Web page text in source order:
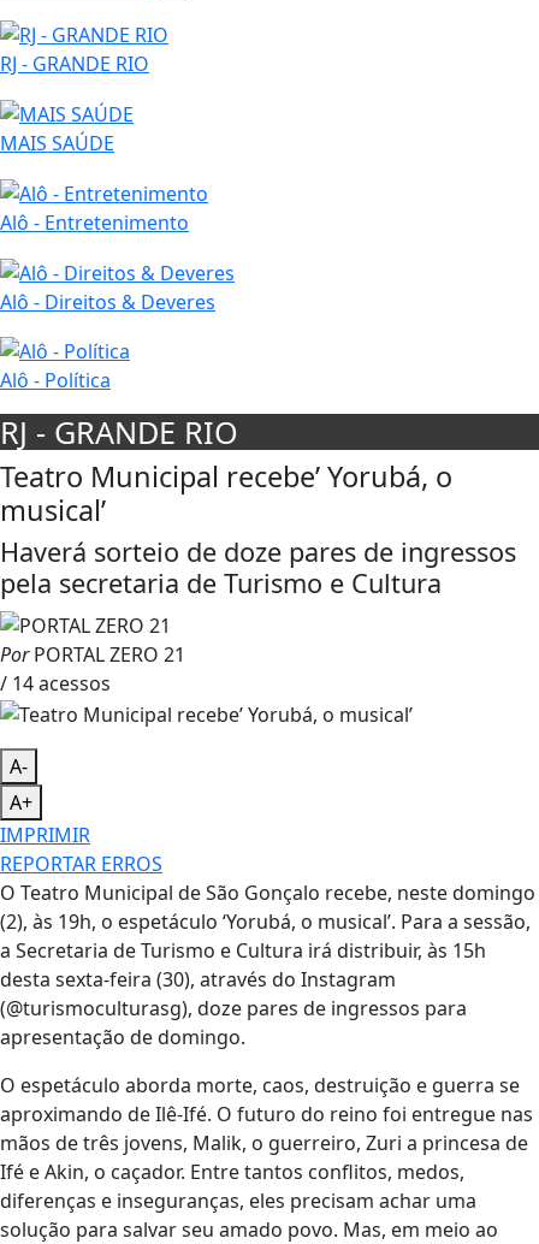
RJ - GRANDE RIO
MAIS SAÚDE
Alô - Entretenimento
Alô - Direitos & Deveres
Alô - Política
RJ - GRANDE RIO
Teatro Municipal recebe’ Yorubá, o
musical’
Haverá sorteio de doze pares de ingressos
pela secretaria de Turismo e Cultura
PorPORTAL ZERO 21
/ 14 acessos
A-
A+
IMPRIMIR
REPORTAR ERROS
O Teatro Municipal de São Gonçalo recebe, neste domingo
(2), às 19h, o espetáculo ‘Yorubá, o musical’. Para a sessão,
a Secretaria de Turismo e Cultura irá distribuir, às 15h
desta sexta-feira (30), através do Instagram
(@turismoculturasg), doze pares de ingressos para
apresentação de domingo.
O espetáculo aborda morte, caos, destruição e guerra se
aproximando de Ilê-Ifé. O futuro do reino foi entregue nas
mãos de três jovens, Malik, o guerreiro, Zuri a princesa de
Ifé e Akin, o caçador. Entre tantos conflitos, medos,
diferenças e inseguranças, eles precisam achar uma
solução para salvar seu amado povo. Mas, em meio ao